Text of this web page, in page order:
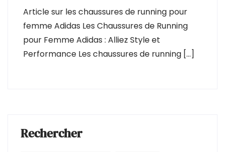
Article sur les chaussures de running pour
femme Adidas Les Chaussures de Running
pour Femme Adidas : Alliez Style et
Performance Les chaussures de running […]
Rechercher